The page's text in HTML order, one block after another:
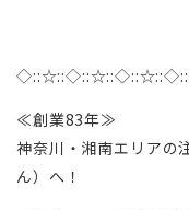
≪創業83年≫
神奈川・湘南エリアの
ん）へ！